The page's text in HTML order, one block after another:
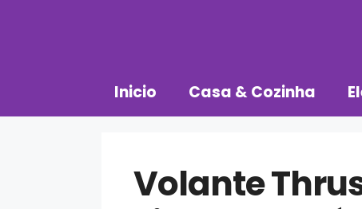
Inicio Casa & Cozinha
Volante